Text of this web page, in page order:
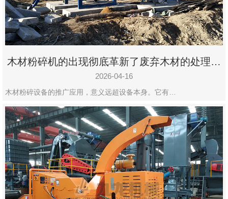
木材粉碎机的出现彻底革新了废弃木材的处理模
式
2026-04-16
木材粉碎设备的推广应用，意义远超设备本身。它有…